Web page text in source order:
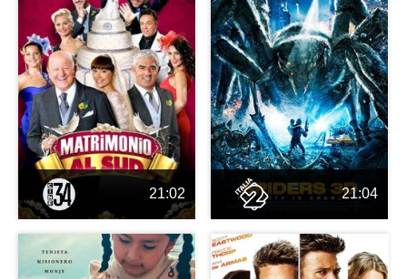
21:02 21:04